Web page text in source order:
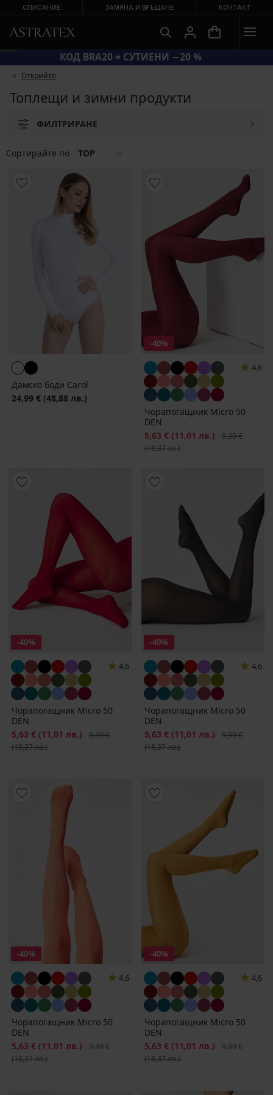
СПИСАНИЕ ЗАМЯНА И ВРЪЩАНЕ КОНТАКТ
КОД BRA20 = СУТИЕНИ −20 %
Открийте
Топлещи и зимни продукти
ФИЛТРИРАНЕ
Сортирайте по TOP
Дамско боди Carol
24,99 € (48,88 лв.)
-40%
4,6
Чорапогащник Micro 50
DEN
Намаление
5,63 € (11,01 лв.)
9,39 €
(18,37 лв.)
-40%
4,6
Чорапогащник Micro 50
DEN
Намаление
5,63 € (11,01 лв.) Първоначална цена
9,39 €
(18,37 лв.)
-40%
4,6
Чорапогащник Micro 50
DEN
Намаление
5,63 € (11,01 лв.)
9,39 €
(18,37 лв.)
-40%
4,6
Чорапогащник Micro 50
DEN
Намаление
5,63 € (11,01 лв.) Първоначална цена
9,39 €
(18,37 лв.)
-40%
4,6
Чорапогащник Micro 50
DEN
Намаление
5,63 € (11,01 лв.)
9,39 €
(18,37 лв.)